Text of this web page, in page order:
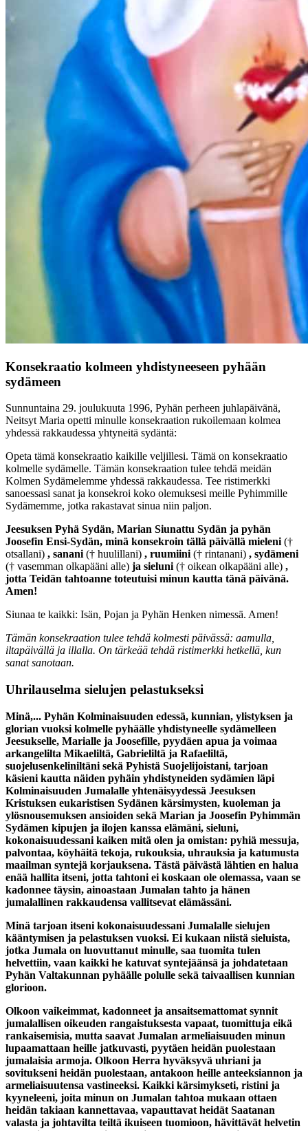
Konsekraatio kolmeen yhdistyneeseen pyhään
sydämeen
Sunnuntaina 29. joulukuuta 1996, Pyhän perheen juhlapäivänä,
Neitsyt Maria opetti minulle konsekraation rukoilemaan kolmea
yhdessä rakkaudessa yhtyneitä sydäntä:
Opeta tämä konsekraatio kaikille veljillesi. Tämä on konsekraatio
kolmelle sydämelle. Tämän konsekraation tulee tehdä meidän
Kolmen Sydämelemme yhdessä rakkaudessa. Tee ristimerkki
sanoessasi sanat ja konsekroi koko olemuksesi meille Pyhimmille
Sydämemme, jotka rakastavat sinua niin paljon.
Jeesuksen Pyhä Sydän, Marian Siunattu Sydän ja pyhän
Joosefin Ensi-Sydän, minä konsekroin tällä päivällä mieleni (†
otsallani) , sanani († huulillani) , ruumiini († rintanani) , sydämeni
(† vasemman olkapääni alle) ja sieluni († oikean olkapääni alle) ,
jotta Teidän tahtoanne toteutuisi minun kautta tänä päivänä.
Amen!
Siunaa te kaikki: Isän, Pojan ja Pyhän Henken nimessä. Amen!
Tämän konsekraation tulee tehdä kolmesti päivässä: aamulla,
iltapäivällä ja illalla. On tärkeää tehdä ristimerkki hetkellä, kun
sanat sanotaan.
Uhrilauselma sielujen pelastukseksi
Minä,... Pyhän Kolminaisuuden edessä, kunnian, ylistyksen ja
glorian vuoksi kolmelle pyhäälle yhdistyneelle sydämelleen
Jeesukselle, Marialle ja Joosefille, pyydäen apua ja voimaa
arkangelilta Mikaeliltä, Gabrieliltä ja Rafaeliltä,
suojelusenkeliniltäni sekä Pyhistä Suojelijoistani, tarjoan
käsieni kautta näiden pyhäin yhdistyneiden sydämien läpi
Kolminaisuuden Jumalalle yhtenäisyydessä Jeesuksen
Kristuksen eukaristisen Sydänen kärsimysten, kuoleman ja
ylösnousemuksen ansioiden sekä Marian ja Joosefin Pyhimmän
Sydämen kipujen ja ilojen kanssa elämäni, sieluni,
kokonaisuudessani kaiken mitä olen ja omistan: pyhiä messuja,
palvontaa, köyhäitä tekoja, rukouksia, uhrauksia ja katumusta
maailman syntejä korjauksena. Tästä päivästä lähtien en halua
enää hallita itseni, jotta tahtoni ei koskaan ole olemassa, vaan se
kadonnee täysin, ainoastaan Jumalan tahto ja hänen
jumalallinen rakkaudensa vallitsevat elämässäni.
Minä tarjoan itseni kokonaisuudessani Jumalalle sielujen
kääntymisen ja pelastuksen vuoksi. Ei kukaan niistä sieluista,
jotka Jumala on luovuttanut minulle, saa tuomita tulen
helvettiin, vaan kaikki he katuvat syntejäänsä ja johdatetaan
Pyhän Valtakunnan pyhäälle polulle sekä taivaallisen kunnian
glorioon.
Olkoon vaikeimmat, kadonneet ja ansaitsemattomat synnit
jumalallisen oikeuden rangaistuksesta vapaat, tuomittuja eikä
rankaisemisia, mutta saavat Jumalan armeliaisuuden minun
lupaamattaan heille jatkuvasti, pyytäen heidän puolestaan
jumalaisia armoja. Olkoon Herra hyväksyvä uhriani ja
sovitukseni heidän puolestaan, antakoon heille anteeksiannon ja
armeliaisuutensa vastineeksi. Kaikki kärsimykseti, ristini ja
kyyneleeni, joita minun on Jumalan tahtoa mukaan ottaen
heidän takiaan kannettavaa, vapauttavat heidät Saatanan
valasta ja johtavilta teiltä ikuiseen tuomioon, hävittävät helvetin